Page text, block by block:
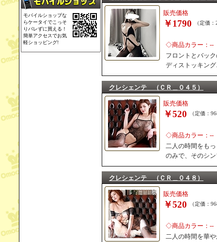
モバイルショップな
らケータイでこっそ
りバレずに買える！
簡単アクセスでお気
軽ショッピング!
販売価格
￥1790 （定価
◇商品カラー：--
フロントとバッ
ディストッキング
クレシェンテ （ＣＲ＿０４５）
販売価格
￥520 （定価：
◇商品カラー：--
二人の時間をも
のみで、そのシ
クレシェンテ （ＣＲ＿０４８）
販売価格
￥520 （定価：
◇商品カラー：--
二人の時間を華